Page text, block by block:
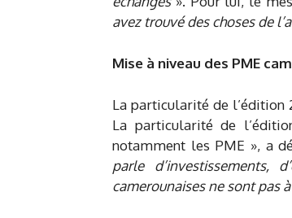
avez trouvé des choses de
Mise à niveau des PME
La particularité de l’édition
La particularité de
notamment les PME », a
parle d’investissements,
camerounaises ne sont pas